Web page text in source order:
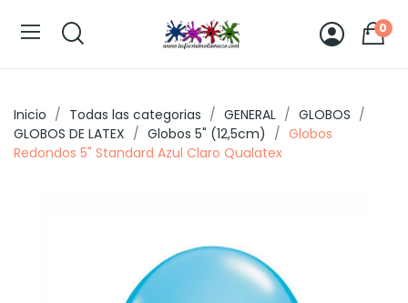
0
Inicio Todas las categorias GENERAL
GLOBOS
GLOBOS DE LATEX
Globos 5" (12,5cm)
Globos
Redondos 5" Standard Azul Claro Qualatex